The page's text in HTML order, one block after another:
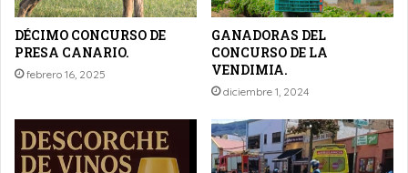
DÉCIMO CONCURSO DE
PRESA CANARIO.
febrero 16, 2025
GANADORAS DEL
CONCURSO DE LA
VENDIMIA.
diciembre 1, 2024